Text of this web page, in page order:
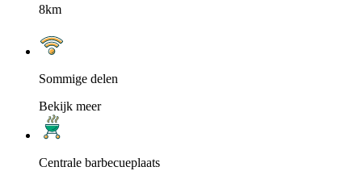
8km
Sommige delen
Bekijk meer
Centrale barbecueplaats